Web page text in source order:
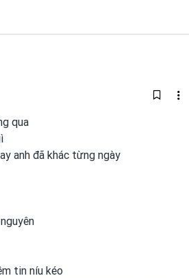
qua
anh đã khác từng ngày
tin níu kéo